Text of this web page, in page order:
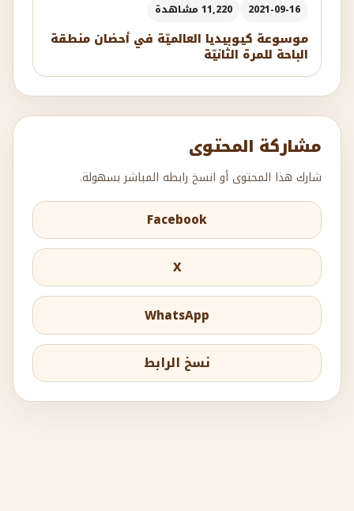
2021-09-16 11,220 مشاهدة
موسوعة كيوبيديا العالميّة في أحضان منطقة
الباحة للمرة الثانيّة
مشاركة المحتوى
شارك هذا المحتوى أو انسخ رابطه المباشر بسهولة.
Facebook
X
WhatsApp
نسخ الرابط